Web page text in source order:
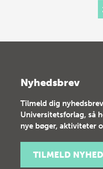
Nyhedsbrev
Tilmeld dig
Universitetsforlag, så
nye bøger, aktiviteter
TILMELD